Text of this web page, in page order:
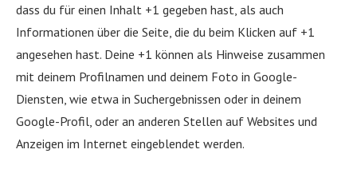
dass du für einen Inhalt +1 gegeben hast, als auch
Informationen über die Seite, die du beim Klicken auf +1
angesehen hast. Deine +1 können als Hinweise zusammen
mit deinem Profilnamen und deinem Foto in Google-
Diensten, wie etwa in Suchergebnissen oder in deinem
Google-Profil, oder an anderen Stellen auf Websites und
Anzeigen im Internet eingeblendet werden.